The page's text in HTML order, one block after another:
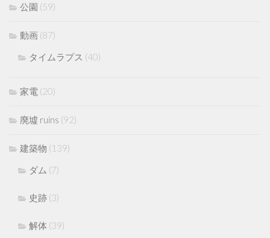
公園 (59)
動画 (87)
タイムラプス (40)
家電 (20)
廃墟 ruins (92)
建築物 (139)
ダム (7)
史跡 (3)
解体 (39)